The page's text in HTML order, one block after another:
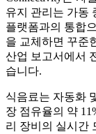
유지 관리는 가동
플랫폼과의 통합
을 교체하면 꾸준
산업 보고서에서
습니다.
식음료는 자동화
장 점유율의 약
리 장비의 실시간